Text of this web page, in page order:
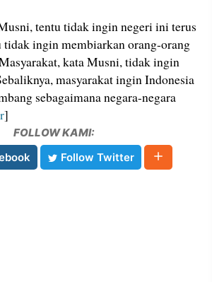
tentu tidak ingin negeri ini terus
tidak ingin membiarkan orang-orang
kata Musni, tidak ingin
masyarakat ingin Indonesia
sebagaimana negara-negara
]
FOLLOW KAMI:
Follow Twitter